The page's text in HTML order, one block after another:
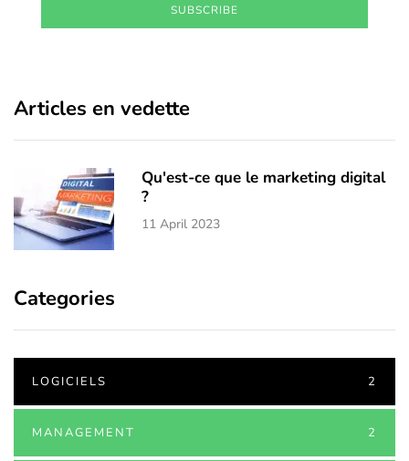
SUBSCRIBE
Articles en vedette
Qu'est-ce que le marketing digital
?
11 April 2023
Categories
LOGICIELS 2
MANAGEMENT 2